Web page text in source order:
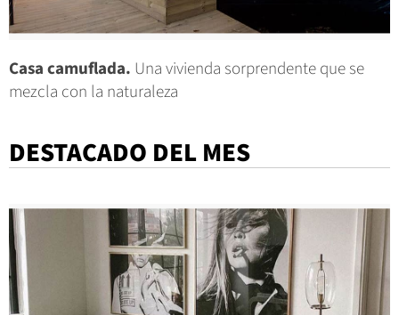
Casa camuflada. Una vivienda sorprendente que se
mezcla con la naturaleza
DESTACADO DEL MES